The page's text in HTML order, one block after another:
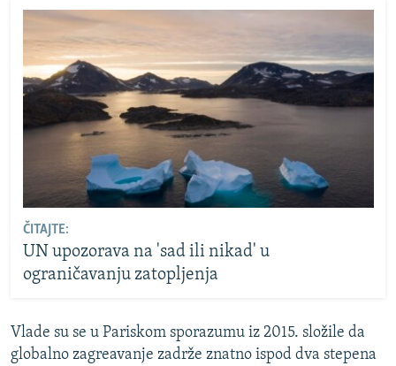
ČITAJTE:
UN upozorava na 'sad ili nikad' u
ograničavanju zatopljenja
Vlade su se u Pariskom sporazumu iz 2015. složile da
globalno zagreavanje zadrže znatno ispod dva stepena